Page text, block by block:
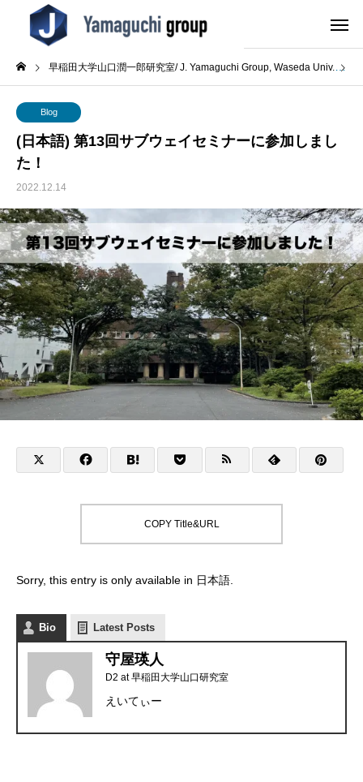
早稲田大学山口潤一郎研究室/ J. Yamaguchi Group, Waseda Univ.
Blog
(日本語) 第13回サブウェイセミナーに参加しまし
た！
2022.12.14
COPY Title&URL
Sorry, this entry is only available in 日本語
Bio Latest Posts
守屋瑛人
D2 at早稲田大学山口研究室
えいてぃー